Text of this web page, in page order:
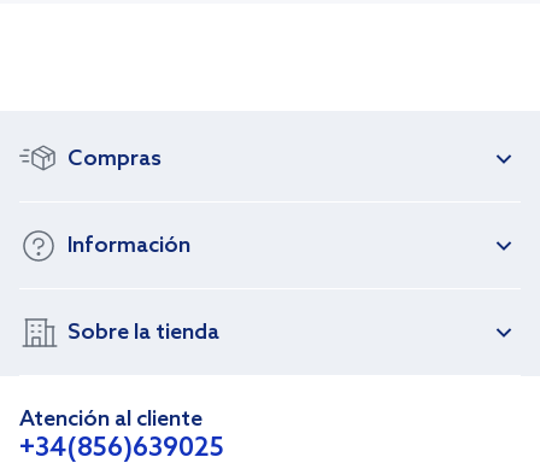
Compras
Información
Sobre la tienda
Atención al cliente
+34(856)639025